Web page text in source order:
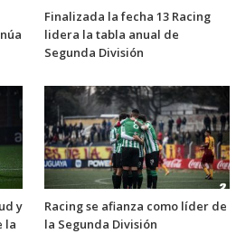
Finalizada la fecha 13 Racing
lidera la tabla anual de
Segunda División
y
la
Racing se afianza como líder de
la Segunda División